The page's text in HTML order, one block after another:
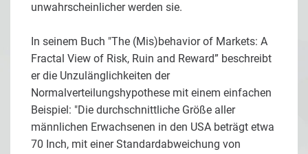
unwahrscheinlicher werden sie.
In seinem Buch "The (Mis)behavior of Markets: A
Fractal View of Risk, Ruin and Reward” beschreibt
er die Unzulänglichkeiten der
Normalverteilungshypothese mit einem einfachen
Beispiel: "Die durchschnittliche Größe aller
männlichen Erwachsenen in den USA beträgt etwa
70 Inch, mit einer Standardabweichung von